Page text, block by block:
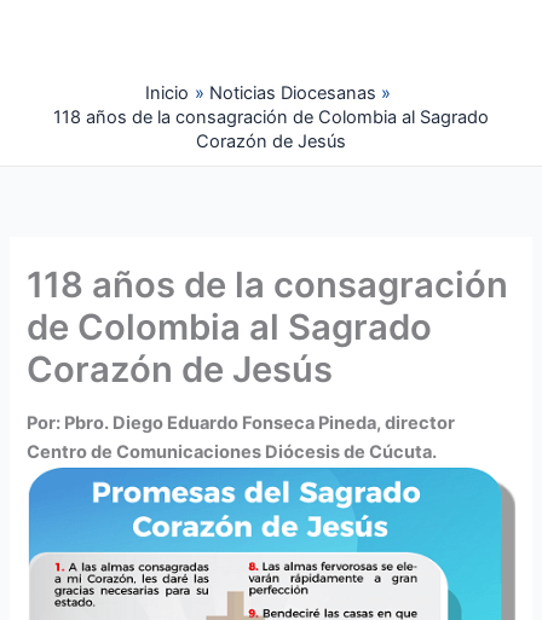
Inicio
Noticias Diocesanas
118 años de la consagración de Colombia al Sagrado
Corazón de Jesús
118 años de la consagración
de Colombia al Sagrado
Corazón de Jesús
Por: Pbro. Diego Eduardo Fonseca Pineda, director
Centro de Comunicaciones Diócesis de Cúcuta.